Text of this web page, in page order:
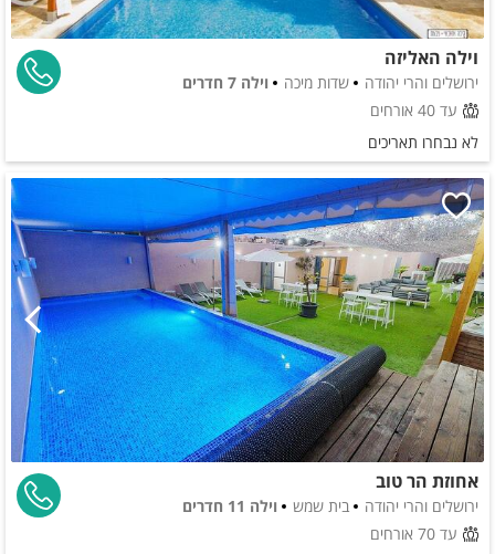
וילה האליזה
ירושלים והרי יהודה שדות מיכה
וילה 7 חדרים
עד 40 אורחים
לא נבחרו תאריכים
אחוזת הר טוב
ירושלים והרי יהודה בית שמש
וילה 11 חדרים
עד 70 אורחים